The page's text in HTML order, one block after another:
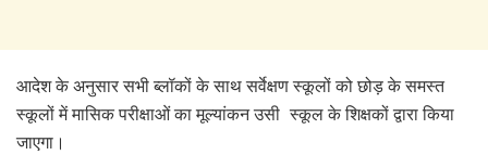
आदेश के अनुसार सभी ब्लॉकों के साथ सर्वेक्षण स्कूलों को छोड़ के समस्त
स्कूलों में मासिक परीक्षाओं का मूल्यांकन उसी स्कूल के शिक्षकों द्वारा किया
जाएगा।